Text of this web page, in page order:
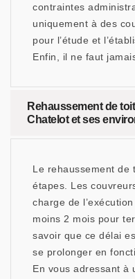
contraintes
uniquement à des
pour l’étude et
Enfin, il ne faut
Rehaussement de
Chatelot et ses
Le rehaussement de
étapes. Les
charge de
moins 2 mois pour
savoir que ce délai
se prolonger en
En vous adressant à